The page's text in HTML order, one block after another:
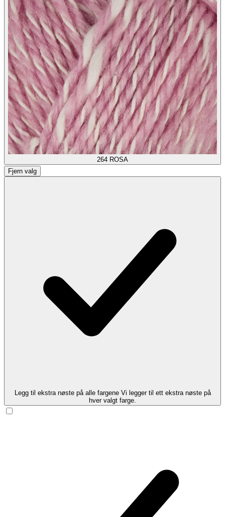
264 ROSA
Fjern valg
Legg til ekstra nøste på alle fargene Vi legger til ett ekstra nøste på
hver valgt farge.